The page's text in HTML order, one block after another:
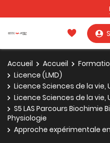
Accueil Accueil
Licence (LMD)
Licence Sciences de la vie,
Licence Sciences de la vie,
S5 LAS Parcours Biochimie
Physiologie
Approche expérimentale